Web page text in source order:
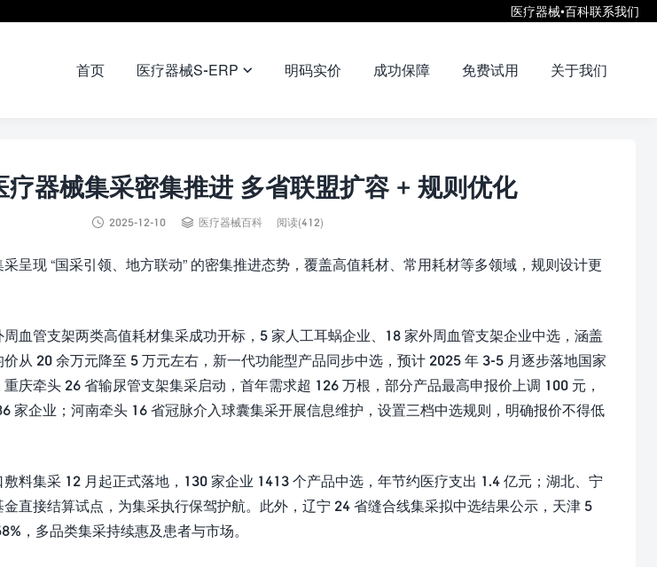
医疗器械•百科联系我们
首页 医疗器械S-ERP  明码实价 成功保障 免费试用 关于我们
疗器械集采密集推进 多省联盟扩容 + 规则优化
 2025-12-10  医疗器械百科 阅读(412)
呈现 “国采引领、地方联动” 的密集推进态势，覆盖高值耗材、常用耗材等多领域，规则设计更
血管支架两类高值耗材集采成功开标，5 家人工耳蜗企业、18 家外周血管支架企业中选，涵盖
从 20 余万元降至 5 万元左右，新一代功能型产品同步中选，预计 2025 年 3-5 月逐步落地国家
庆牵头 26 省输尿管支架集采启动，首年需求超 126 万根，部分产品最高申报价上调 100 元，
家企业；河南牵头 16 省冠脉介入球囊集采开展信息维护，设置三档中选规则，明确报价不得低
料集采 12 月起正式落地，130 家企业 1413 个产品中选，年节约医疗支出 1.4 亿元；湖北、宁
直接结算试点，为集采执行保驾护航。此外，辽宁 24 省缝合线集采拟中选结果公示，天津 5
，多品类集采持续惠及患者与市场。